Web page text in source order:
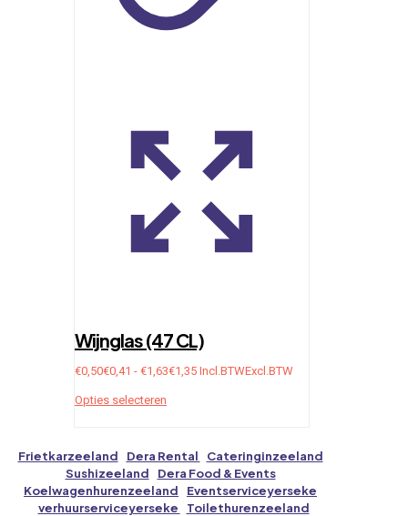
Wijnglas (47 CL)
€0,50€0,41 - €1,63€1,35Prijsklasse:
Incl.BTWExcl.BTW
Opties selecteren
meerdere
variaties.
Deze
optie
Frietkarzeeland Dera Rental Cateringinzeeland
Sushizeeland
Dera Food & Events|
Koelwagenhurenzeeland
Eventserviceyerseke
verhuurserviceyerseke
Toilethurenzeeland